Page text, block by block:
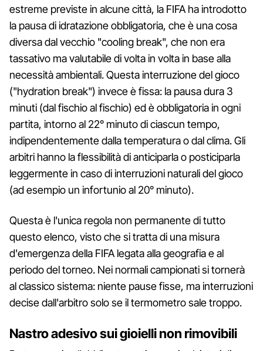
estreme previste in alcune città, la FIFA ha introdotto
la pausa di idratazione obbligatoria, che è una cosa
diversa dal vecchio "cooling break", che non era
tassativo ma valutabile di volta in volta in base alla
necessità ambientali. Questa interruzione del gioco
("hydration break") invece è fissa: la pausa dura 3
minuti (dal fischio al fischio) ed è obbligatoria in ogni
partita, intorno al 22° minuto di ciascun tempo,
indipendentemente dalla temperatura o dal clima. Gli
arbitri hanno la flessibilità di anticiparla o posticiparla
leggermente in caso di interruzioni naturali del gioco
(ad esempio un infortunio al 20° minuto).
Questa è l'unica regola non permanente di tutto
questo elenco, visto che si tratta di una misura
d'emergenza della FIFA legata alla geografia e al
periodo del torneo. Nei normali campionati si tornerà
al classico sistema: niente pause fisse, ma interruzioni
decise dall'arbitro solo se il termometro sale troppo.
Nastro adesivo sui gioielli non rimovibili